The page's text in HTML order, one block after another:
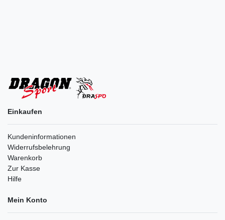
Einkaufen
Kundeninformationen
Widerrufsbelehrung
Warenkorb
Zur Kasse
Hilfe
Mein Konto